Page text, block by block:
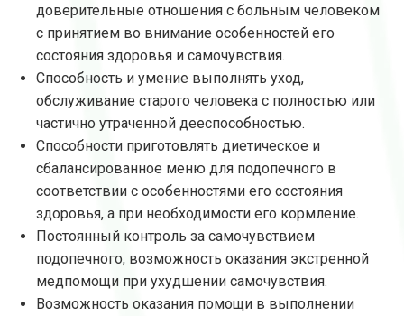
доверительные отношения с больным человеком
с принятием во внимание особенностей его
состояния здоровья и самочувствия.
Способность и умение выполнять уход,
обслуживание старого человека с полностью или
частично утраченной дееспособностью.
Способности приготовлять диетическое и
сбалансированное меню для подопечного в
соответствии с особенностями его состояния
здоровья, а при необходимости его кормление.
Постоянный контроль за самочувствием
подопечного, возможность оказания экстренной
медпомощи при ухудшении самочувствия.
Возможность оказания помощи в выполнении